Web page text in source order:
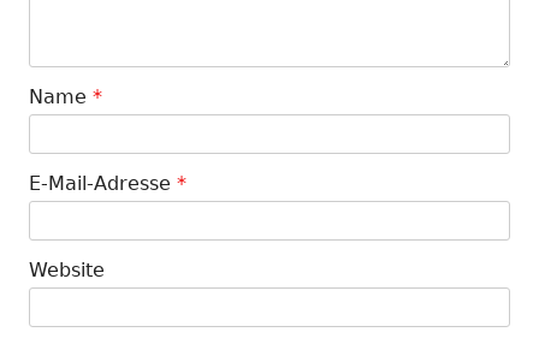
Name *
E-Mail-Adresse *
Website